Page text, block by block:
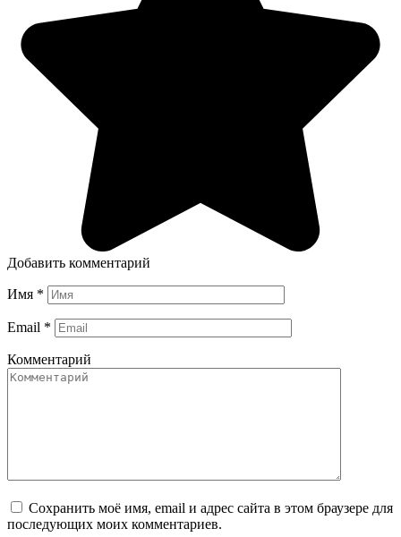
Добавить комментарий
Имя *
Email *
Комментарий
Сохранить моё имя, email и адрес сайта в этом браузере для
последующих моих комментариев.